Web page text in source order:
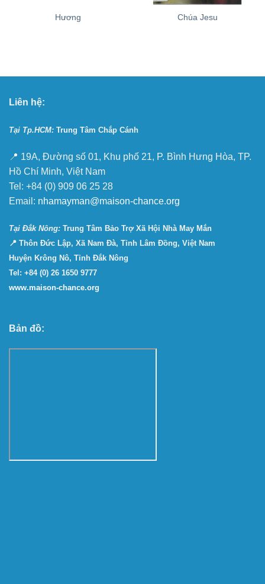
Hương Chúa Jesu
Liên hệ:
Tại Tp.HCM: Trung Tâm Chắp Cánh
📍 19A, Đường số 01, Khu phố 21, P. Bình Hưng Hòa, TP.
Hồ Chí Minh, Việt Nam
Tel: +84 (0) 909 06 25 28
Email: nhamayman@maison-chance.org
Tại Ðắk Nông: Trung Tâm Bảo Trợ Xã Hội Nhà May Mắn
📍 Thôn Đức Lập, Xã Nam Đà, Tỉnh Lâm Đồng, Việt Nam
Huyện Krông Nô, Tỉnh Đắk Nông
Tel: +84 (0) 26 1650 9777
www.maison-chance.org
Bản đồ: